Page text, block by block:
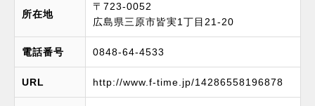
所在地
〒723-0052
広島県三原市皆実1丁目21-20
電話番号 0848-64-4533
URL http://www.f-time.jp/14286558196878